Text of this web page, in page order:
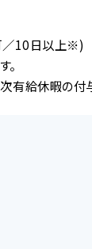
／10日以上※)
給休暇の付